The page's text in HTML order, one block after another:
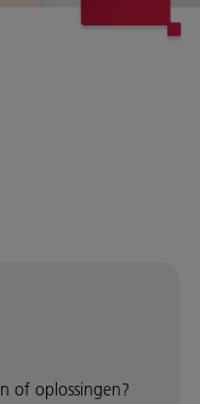
of oplossingen?